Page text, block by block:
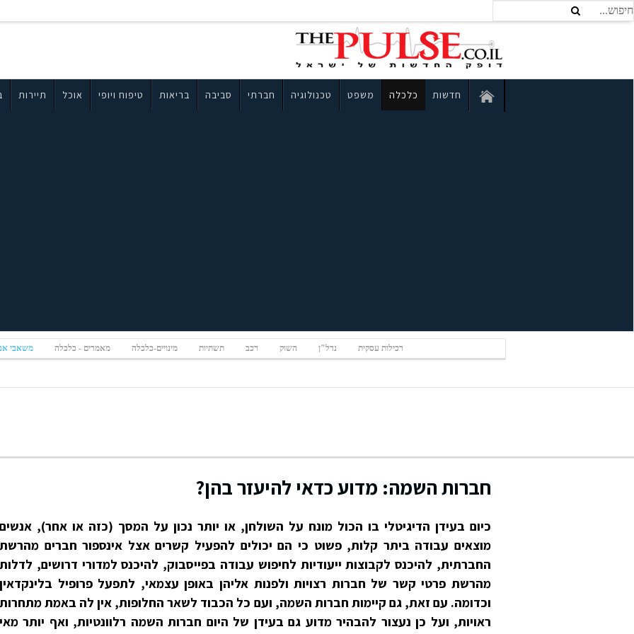
חדשות כלכלה משפט טכנולוגיה חברתי סביבה בריאות טיפוח ויופי אוכל תיירות
רכילות עסקית נדל"ן השוק רכב תשתיות מינויים-כלכלה מאמרים - כלכלה משאבי
חברות השמה: מדוע כדאי להיעזר בהן?
כיום בעידן הדיגיטלי בו הכול מונח על השולחן, או יותר נכון על המסך (כזה או אחר), אנשים
מוצאים עבודה ביתר קלות, פשוט כי הם יכולים להפעיל קשרים אצל אינספור חברים מהרשת
החברתית, להיכנס לקבוצות ייעודיות לחיפוש עבודה בפייסבוק, להיכנס למדורי דרושים, לדלות
מהרשת פרטי קשר של חברות רצויות ולפנות אליהן באופן עצמאי, לתפעל פרופיל בלינקדאין
וכדומה. עם זאת, גם קיימות חברות השמה, ועם כל הכבוד לשאר החלופות, אין לה באמת מתחרות
ראויות, ועל כן נעצור להבהיר מדוע גם בעידן של היום חברות השמה רלוונטיות, ואף יותר מאי